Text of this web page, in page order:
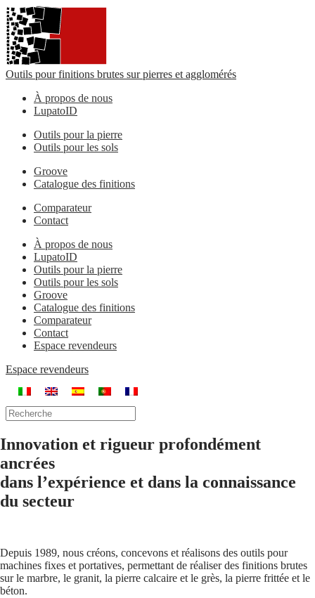
Outils pour finitions brutes sur pierres et agglomérés
À propos de nous
LupatoID
Outils pour la pierre
Outils pour les sols
Groove
Catalogue des finitions
Comparateur
Contact
À propos de nous
LupatoID
Outils pour la pierre
Outils pour les sols
Groove
Catalogue des finitions
Comparateur
Contact
Espace revendeurs
Espace revendeurs
Innovation et rigueur profondément
ancrées
dans l’expérience et dans la connaissance
du secteur
Depuis 1989, nous créons, concevons et réalisons des outils pour
machines fixes et portatives, permettant de réaliser des finitions brutes
sur le marbre, le granit, la pierre calcaire et le grès, la pierre frittée et le
béton.